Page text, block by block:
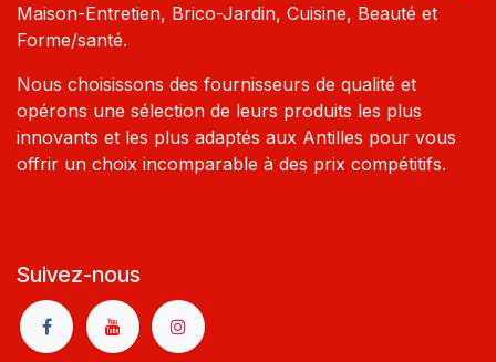
Maison-Entretien, Brico-Jardin, Cuisine, Beauté et
Forme/santé.
Nous choisissons des fournisseurs de qualité et
opérons une sélection de leurs produits les plus
innovants et les plus adaptés aux Antilles pour vous
offrir un choix incomparable à des prix compétitifs.
Suivez-nous